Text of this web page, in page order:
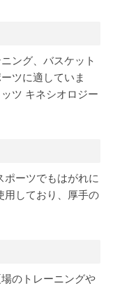
ング、バスケット
ツに適していま
ツ キネシオロジー
ポーツでもはがれに
用しており、厚手の
のトレーニングや